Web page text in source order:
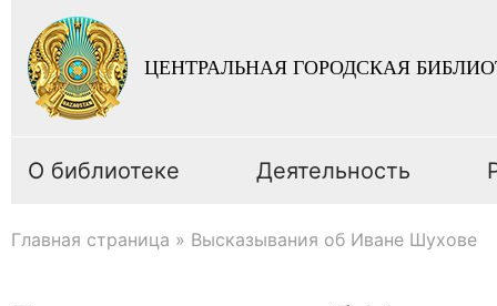
ЦЕНТРАЛЬНАЯ ГОРОДСКАЯ
О библиотеке Деятельность
Главная страница » Высказывания об Иване Шухове